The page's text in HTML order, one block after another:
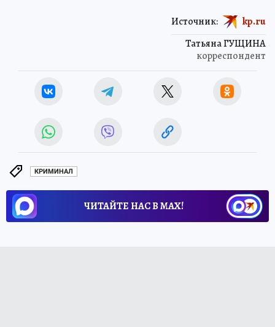
Татьяна ГУЩИНА
корреспондент
Источник: kp.ru
КРИМИНАЛ
ЧИТАЙТЕ НАС В МАХ!